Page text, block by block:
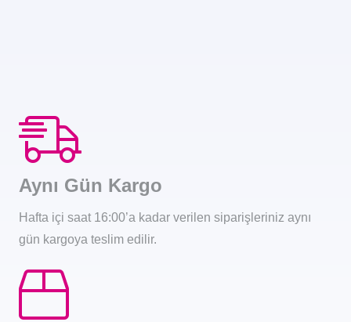
Aynı Gün Kargo
Hafta içi saat 16:00’a kadar verilen siparişleriniz aynı
gün kargoya teslim edilir.